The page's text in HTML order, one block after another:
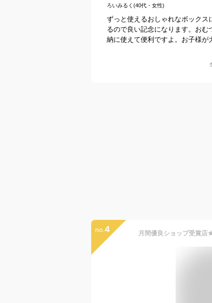
ろいみるく(40代・女性)
ずっと使えるおしゃれなボック
るので良い記念になります。お
納に使えて便利ですよ。お子様が
no. 4